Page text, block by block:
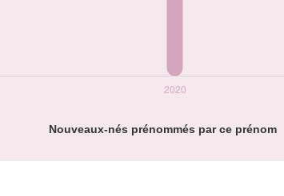
Nouveaux-nés prénommés par ce prénom